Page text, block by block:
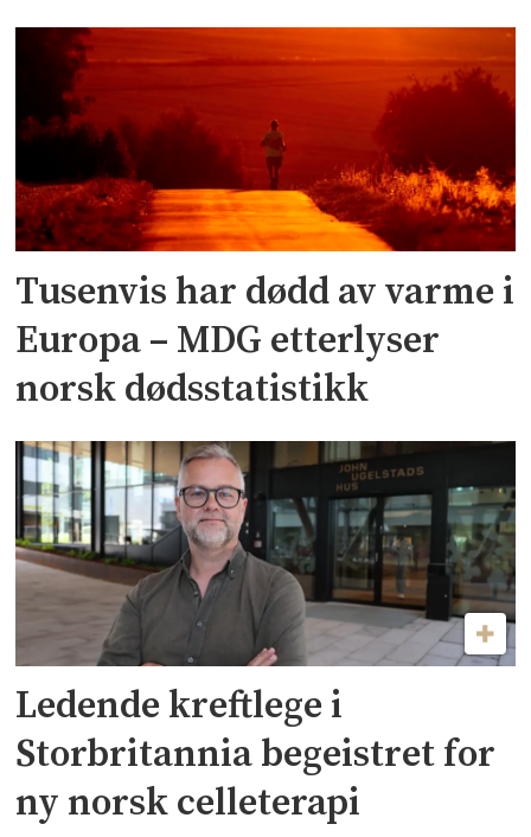
Tusenvis har dødd av varme i
Europa – MDG etterlyser
norsk dødsstatistikk
Ledende kreftlege i
Storbritannia begeistret for
ny norsk celleterapi